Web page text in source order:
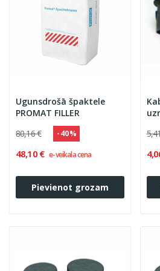
Ugunsdrošā špaktele
PROMAT FILLER
80,16 €
- 40 %
48,10 € e-veikala cena
Pievienot grozam